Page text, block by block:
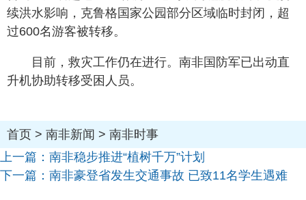
续洪水影响，克鲁格国家公园部分区域临时封闭，超
过600名游客被转移。
目前，救灾工作仍在进行。南非国防军已出动直
升机协助转移受困人员。
首页 > 南非新闻 > 南非时事
上一篇： 南非稳步推进“植树千万”计划
下一篇： 南非豪登省发生交通事故 已致11名学生遇难